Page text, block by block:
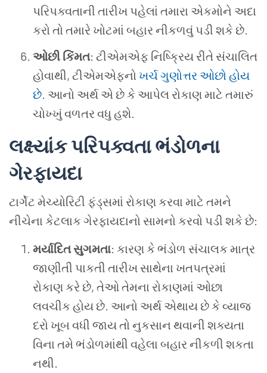
પરિપક્વતાની તારીખ પહેલાં તમારા એકમોને અદા
કરો તો તમારે ખોટમાં બહાર નીકળવું પડી શકે છે.
ઓછી કિંમત: ટીએમએફ નિષ્ક્રિય રીતે સંચાલિત
હોવાથી, ટીએમએફનો ખર્ચ ગુણોત્તર ઓછો હોય
છે. આનો અર્થ એ છે કે આપેલ રોકાણ માટે તમારું
ચોખ્ખું વળતર વધુ હશે.
લક્ષ્યાંક પરિપક્વતા ભંડોળના
ગેરફાયદા
ટાર્ગેટ મેચ્યોરિટી ફંડ્સમાં રોકાણ કરવા માટે તમને
નીચેના કેટલાક ગેરફાયદાનો સામનો કરવો પડી શકે છે:
મર્યાદિત સુગમતા: કારણ કે ભંડોળ સંચાલક માત્ર
જાણીતી પાકતી તારીખ સાથેના ખતપત્રમાં
રોકાણ કરે છે, તેઓ તેમના રોકાણમાં ઓછા
લવચીક હોય છે. આનો અર્થ એથાય છે કે વ્યાજ
દરો ખૂબ વધી જાય તો નુકસાન થવાની શક્યતા
વિના તમે ભંડોળમાંથી વહેલા બહાર નીકળી શકતા
નથી.